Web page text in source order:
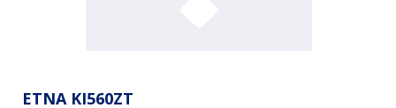
ETNA KI560ZT